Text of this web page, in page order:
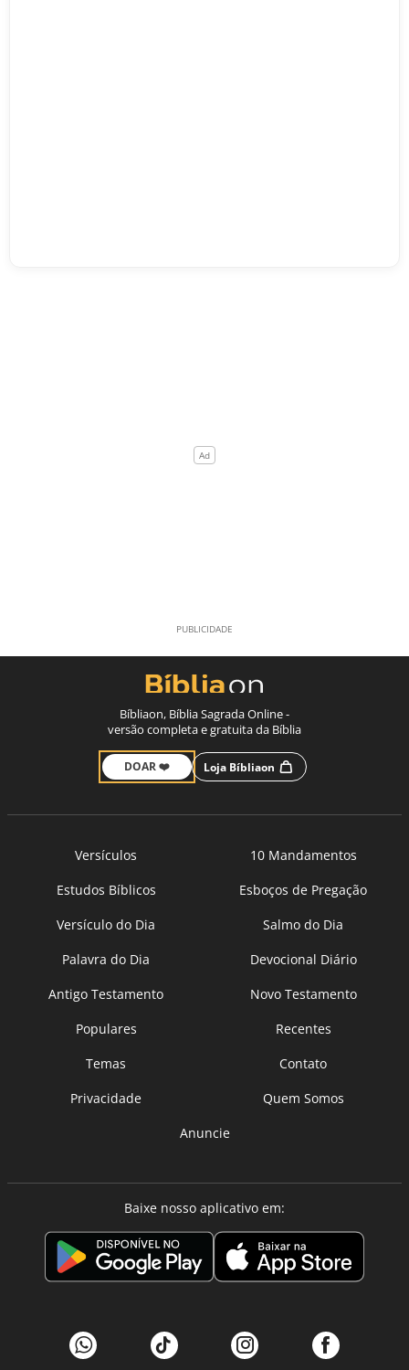
Bíbliaon, Bíblia Sagrada Online -
versão completa e gratuita da Bíblia
DOAR ❤️ Loja Bíbliaon
Versículos
10 Mandamentos
Estudos Bíblicos
Esboços de Pregação
Versículo do Dia
Salmo do Dia
Palavra do Dia
Devocional Diário
Antigo Testamento
Novo Testamento
Populares
Recentes
Temas
Contato
Privacidade
Quem Somos
Anuncie
Baixe nosso aplicativo em: